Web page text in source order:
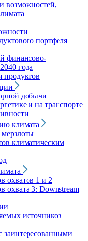
возможностей,
портфеля
финансово-
года
продуктов
добычи
и на транспорте
климата
климатическим
охватов 1 и 2
охвата 3: Downstream
источников
заинтересованными